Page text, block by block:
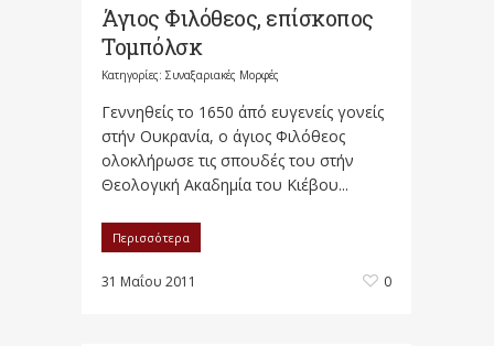
Άγιος Φιλόθεος, επίσκοπος
Τομπόλσκ
Κατηγορίες: Συναξαριακές Μορφές
Γεννηθείς το 1650 άπό ευγενείς γονείς
στήν Ουκρανία, ο άγιος Φιλόθεος
ολοκλήρωσε τις σπουδές του στήν
Θεολογική Ακαδημία του Κιέβου...
Περισσότερα
31 Μαΐου 2011 0